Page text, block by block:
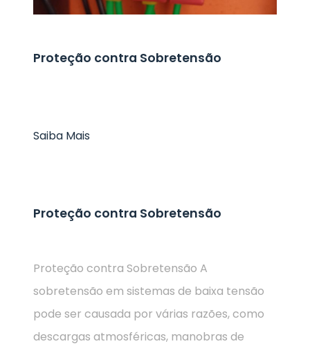
Proteção contra Sobretensão
Saiba Mais
Proteção contra Sobretensão
Proteção contra Sobretensão A
sobretensão em sistemas de baixa tensão
pode ser causada por várias razões, como
descargas atmosféricas, manobras de